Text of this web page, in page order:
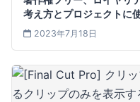
考え方とプロジェクトに
2023年7月18日